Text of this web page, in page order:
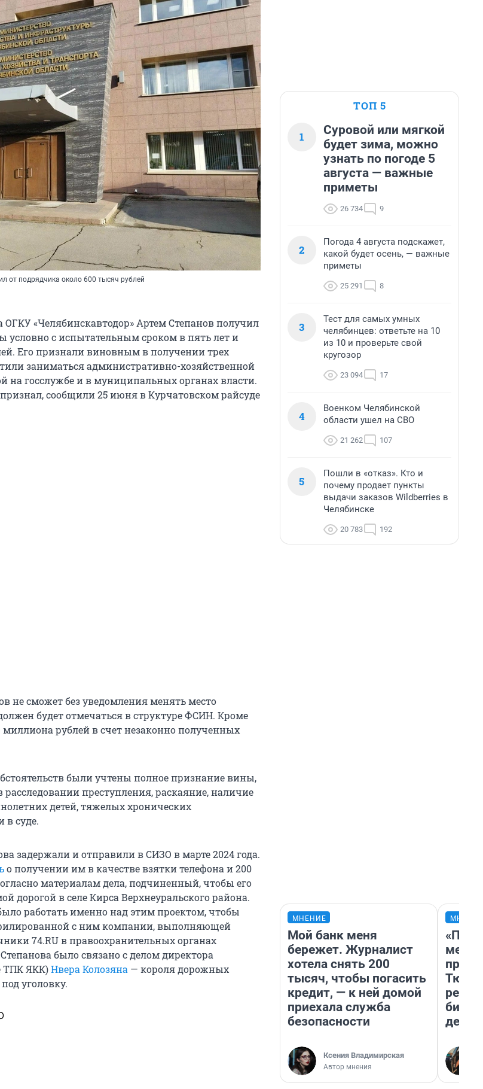
от подрядчика около 600 тысяч рублей
«Челябинскавтодор» Артем Степанов получил
условно с испытательным сроком в пять лет и
Его признали виновным в получении трех
заниматься административно-хозяйственной
на госслужбе и в муниципальных органах власти.
сообщили 25 июня в Курчатовском райсуде
не сможет без уведомления менять место
будет отмечаться в структуре ФСИН. Кроме
миллиона рублей в счет незаконно полученных
были учтены полное признание вины,
преступления, раскаяние, наличие
детей, тяжелых хронических
в суде.
задержали и отправили в СИЗО в марте 2024 года.
о получении им в качестве взятки телефона и 200
материалам дела, подчиненный, чтобы его
дорогой в селе Кирса Верхнеуральского района.
работать именно над этим проектом, чтобы
с ним компании, выполняющей
74.RU в правоохранительных органах
было связано с делом директора
ТПК ЯКК)Нвера Колозяна — короля дорожных
уголовку.
ТОП 5
1
Суровой или мягкой
будет зима, можно
узнать по погоде 5
августа — важные
приметы
26 734 9
2
Погода 4 августа подскажет,
какой будет осень, — важные
приметы
25 291 8
3
Тест для самых умных
челябинцев: ответьте на 10
из 10 и проверьте свой
кругозор
23 094 17
4
Военком Челябинской
области ушел на СВО
21 262 107
5
Пошли в «отказ». Кто и
почему продает пункты
выдачи заказов Wildberries в
Челябинске
20 783 192
МНЕНИЕ
Мой банк меня
бережет. Журналист
хотела снять 200
тысяч, чтобы погасить
кредит, — к ней домой
приехала служба
безопасности
Ксения Владимирская
Автор мнения